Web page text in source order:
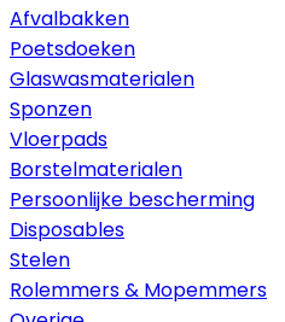
Afvalbakken
Poetsdoeken
Glaswasmaterialen
Sponzen
Vloerpads
Borstelmaterialen
Persoonlijke bescherming
Disposables
Stelen
Rolemmers & Mopemmers